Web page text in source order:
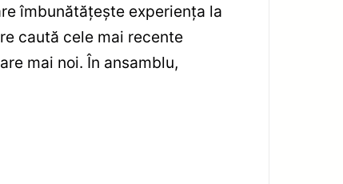
îmbunătățește experiența la
caută cele mai recente
mai noi. În ansamblu,